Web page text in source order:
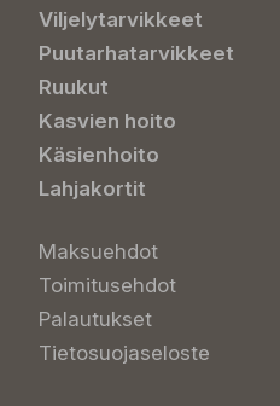
Viljelytarvikkeet
Puutarhatarvikkeet
Ruukut
Kasvien hoito
Käsienhoito
Lahjakortit
Maksuehdot
Toimitusehdot
Palautukset
Tietosuojaseloste